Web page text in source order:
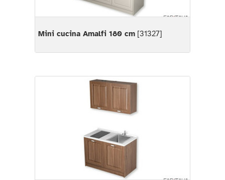
Mini cucina Amalfi 180 cm [31327]